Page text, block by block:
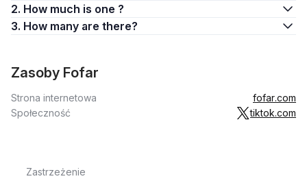
2. How much is one ?
3. How many are there?
Zasoby Fofar
Strona internetowa
fofar.com
Społeczność
tiktok.com
Zastrzeżenie